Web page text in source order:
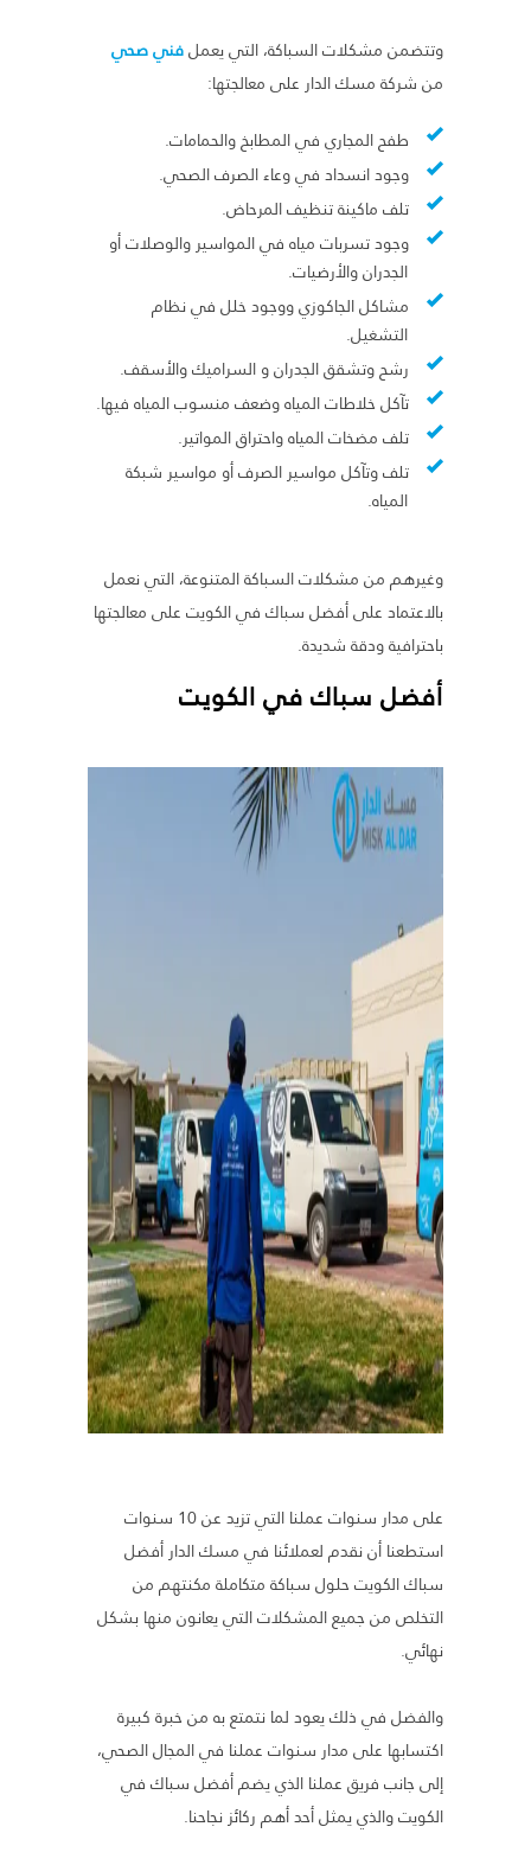
وتتضمن مشكلات السباكة، التي يعملفني صحي
من شركة مسك الدار على معالجتها:
طفح المجاري في المطابخ والحمامات.
وجود انسداد في وعاء الصرف الصحي.
تلف ماكينة تنظيف المرحاض.
وجود تسربات مياه في المواسير والوصلات أو
الجدران والأرضيات.
مشاكل الجاكوزي ووجود خلل في نظام
التشغيل.
رشح وتشقق الجدران و السراميك والأسقف.
تآكل خلاطات المياه وضعف منسوب المياه فيها.
تلف مضخات المياه واحتراق المواتير.
تلف وتآكل مواسير الصرف أو مواسير شبكة
المياه.
وغيرهم من مشكلات السباكة المتنوعة، التي نعمل
بالاعتماد على أفضل سباك في الكويت على معالجتها
باحترافية ودقة شديدة.
أفضل سباك في الكويت
على مدار سنوات عملنا التي تزيد عن 10 سنوات
استطعنا أن نقدم لعملائنا في مسك الدار أفضل
سباك الكويت حلول سباكة متكاملة مكنتهم من
التخلص من جميع المشكلات التي يعانون منها بشكل
نهائي.
والفضل في ذلك يعود لما نتمتع به من خبرة كبيرة
اكتسابها على مدار سنوات عملنا في المجال الصحي،
إلى جانب فريق عملنا الذي يضم أفضل سباك في
الكويت والذي يمثل أحد أهم ركائز نجاحنا.